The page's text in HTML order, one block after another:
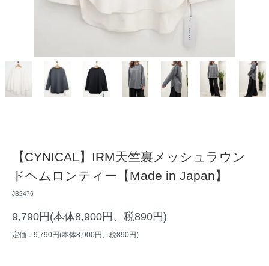
【CYNICAL】IRM天竺裏メッシュラウン
ドヘムロンティー【Made in Japan】
JB2476
9,790円(本体8,900円、税890円)
定価：9,790円(本体8,900円、税890円)